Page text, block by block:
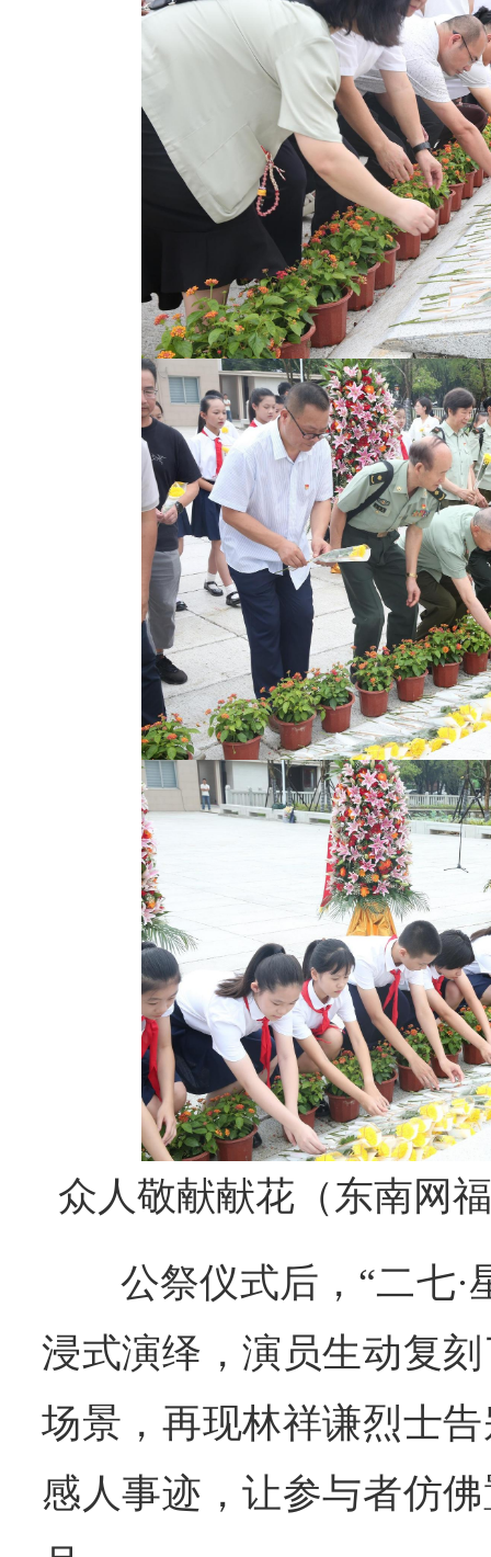
众人敬献献花（东南网
公祭仪式后，“二七·
浸式演绎，演员生动复
场景，再现林祥谦烈士
感人事迹，让参与者仿